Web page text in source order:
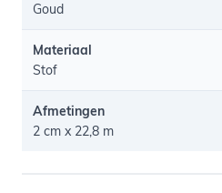
Goud
Materiaal
Stof
Afmetingen
2 cm x 22,8 m